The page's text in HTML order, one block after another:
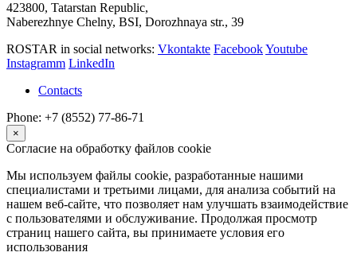
423800, Tatarstan Republic,
Naberezhnye Chelny, BSI, Dorozhnaya str., 39
ROSTAR in social networks: Vkontakte FacebookYoutube
Instagramm LinkedIn
Contacts
Phone: +7 (8552) 77-86-71
×
Согласие на обработку файлов cookie
Мы используем файлы cookie, разработанные нашими
специалистами и третьими лицами, для анализа событий на
нашем веб-сайте, что позволяет нам улучшать взаимодействие
с пользователями и обслуживание. Продолжая просмотр
страниц нашего сайта, вы принимаете условия его
использования